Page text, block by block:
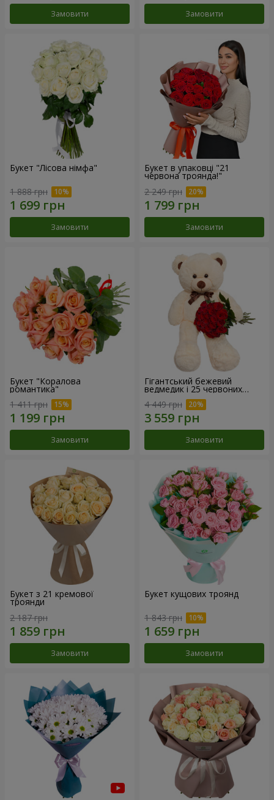
Замовити Замовити
Букет "Лісова німфа"
1 888 грн
Замовити
Букет в упаковці "21
червона троянда!"
2 249 грн
Замовити
Букет "Коралова
романтика"
1 411 грн
Замовити
Гігантський бежевий
ведмедик і 25 червоних
троянд
4 449 грн
Замовити
Букет з 21 кремової
троянди
2 187 грн
Замовити
Букет кущових троянд
1 843 грн
Замовити